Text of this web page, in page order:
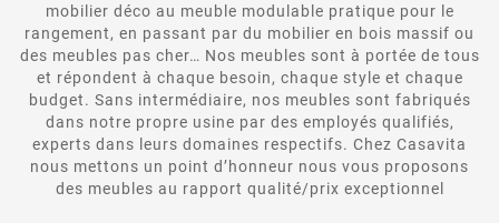
mobilier déco au meuble modulable pratique pour le
rangement, en passant par du mobilier en bois massif ou
des meubles pas cher… Nos meubles sont à portée de tous
et répondent à chaque besoin, chaque style et chaque
budget. Sans intermédiaire, nos meubles sont fabriqués
dans notre propre usine par des employés qualifiés,
experts dans leurs domaines respectifs. Chez Casavita
nous mettons un point d’honneur nous vous proposons
des meubles au rapport qualité/prix exceptionnel